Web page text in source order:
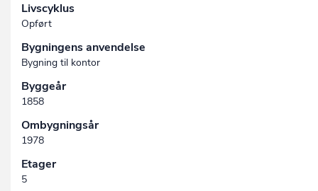
Livscyklus
Opført
Bygningens anvendelse
Bygning til kontor
Byggeår
1858
Ombygningsår
1978
Etager
5